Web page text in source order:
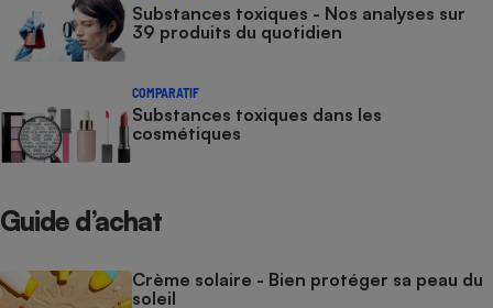
Substances toxiques - Nos analyses sur
39 produits du quotidien
COMPARATIF
Substances toxiques dans les
cosmétiques
Guide d’achat
Crème solaire - Bien protéger sa peau du
soleil